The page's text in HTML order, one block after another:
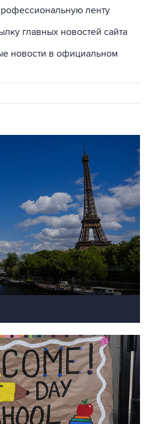
главных новостей сайта
новости в официальном